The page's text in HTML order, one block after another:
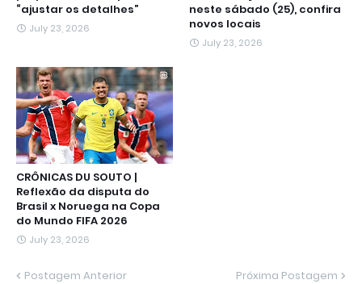
“ajustar os detalhes”
July 23, 2026
neste sábado (25), confira
novos locais
July 23, 2026
CRÔNICAS DU SOUTO |
Reflexão da disputa do
Brasil x Noruega na Copa
do Mundo FIFA 2026
July 23, 2026
Postagem Anterior Próxima Postagem